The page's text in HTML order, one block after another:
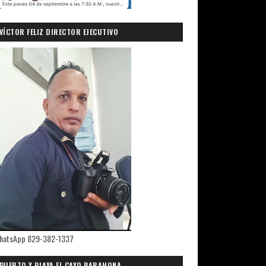
FELIZ DIRECTOR EJECUTIVO
829-382-1337